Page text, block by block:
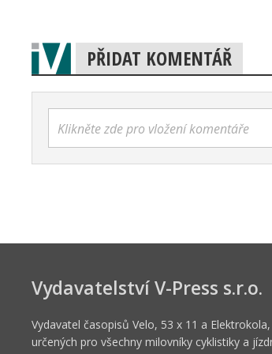
PŘIDAT KOMENTÁŘ
Klikněte zde pro vložení komentáře
Vydavatelství V-Press s.r.o.
Vydavatel časopisů Velo, 53 x 11 a Elektrokola,
určených pro všechny milovníky cyklistiky a